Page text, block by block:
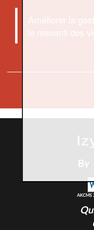
Améliorer la
le ressenti des
By
AKCMS